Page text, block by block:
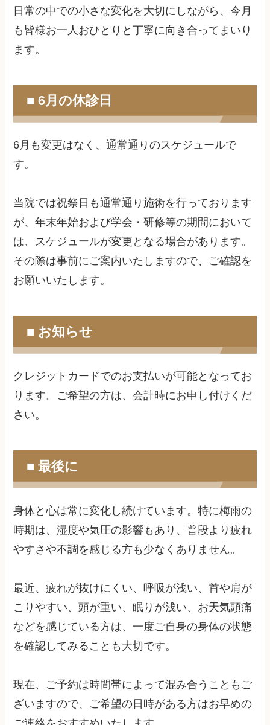
日常の中での小さな変化を大切にしながら、今月
も皆様お一人おひとりと丁寧に向き合ってまいり
ます。
■ 6月の休診日
6月も変更はなく、通常通りのスケジュールで
す。
当院では祝祭日も通常通り施術を行っております
が、年末年始および学会・研修等の期間において
は、スケジュールが変更となる場合があります。
その際は事前にご案内いたしますので、ご確認を
お願いいたします。
■ お知らせ
クレジットカードでのお支払いが可能となってお
ります。ご希望の方は、会計時にお申し付けくだ
さい。
■ 最後に
身体と心は常に変化し続けています。特に梅雨の
時期は、湿度や気圧の影響もあり、普段より疲れ
やすさや不調を感じる方も少なくありません。
最近、疲れが抜けにくい、呼吸が浅い、首や肩が
こりやすい、頭が重い、眠りが浅い、お天気頭痛
などを感じている方は、一度ご自身の身体の状態
を確認してみることも大切です。
現在、ご予約は時間帯によって混み合うこともご
ざいますので、ご希望の日時がある方はお早めの